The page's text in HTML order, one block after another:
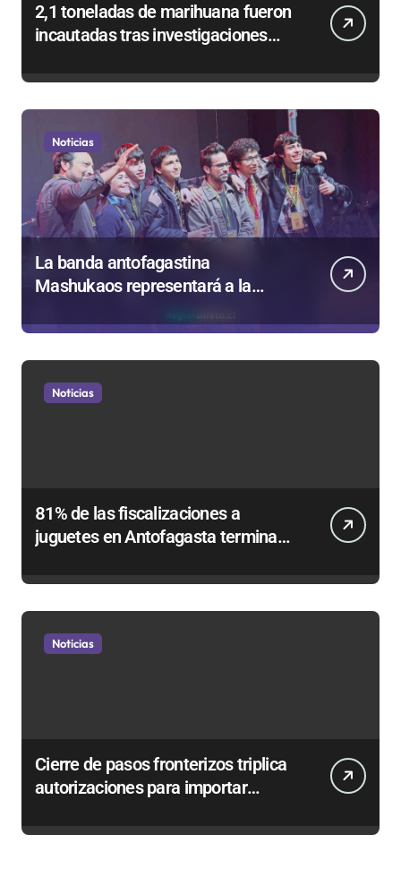
2,1 toneladas de marihuana fueron
incautadas tras investigaciones
Noticias
La banda antofagastina
Mashukaos representará a la
de Valparaíso
Noticias
81% de las fiscalizaciones a
juguetes en Antofagasta termina
Noticias
Cierre de pasos fronterizos triplica
autorizaciones para importar